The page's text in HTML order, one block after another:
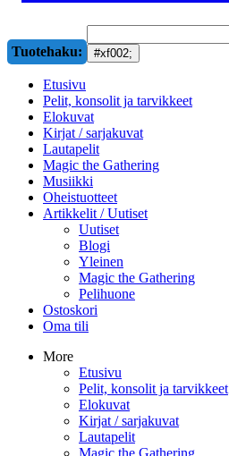
Tuotehaku:
Etusivu
Pelit, konsolit ja tarvikkeet
Elokuvat
Kirjat / sarjakuvat
Lautapelit
Magic the Gathering
Musiikki
Oheistuotteet
Artikkelit / Uutiset
Uutiset
Blogi
Yleinen
Magic the Gathering
Pelihuone
Ostoskori
Oma tili
More
Etusivu
Pelit, konsolit ja tarvikkeet
Elokuvat
Kirjat / sarjakuvat
Lautapelit
Magic the Gathering